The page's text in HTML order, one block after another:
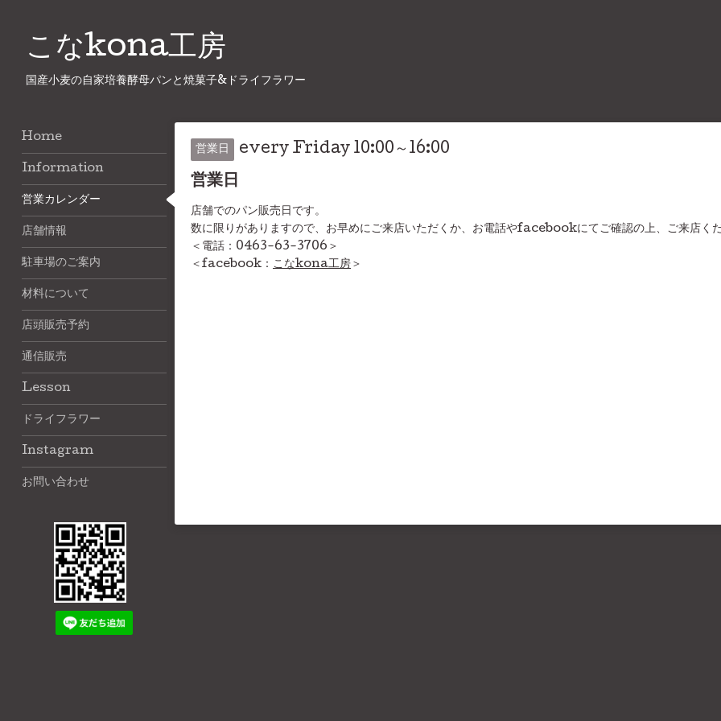
こなkona工房
国産小麦の自家培養酵母パンと焼菓子&ドライフラワー
営業日 every Friday 10:00～16:00
営業日
店舗でのパン販売日です。
数に限りがありますので、お早めにご来店いただくか、お電話やfacebookにてご確認の上、ご来店く
＜電話：0463-63-3706＞
＜facebook： こなkona工房＞
Home
Information
営業カレンダー
店舗情報
駐車場のご案内
材料について
店頭販売予約
通信販売
Lesson
ドライフラワー
Instagram
お問い合わせ